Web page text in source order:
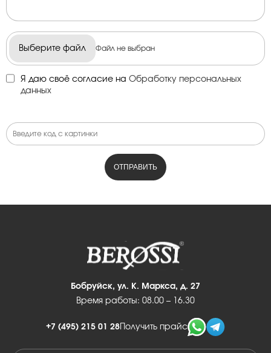
Выберите файл Файл не выбран
Я даю своё согласие наОбработку персональных
данных
Бобруйск, ул. К. Маркса, д. 27
Время работы: 08.00 – 16.30
+7 (495) 215 01 28 Получить прайс